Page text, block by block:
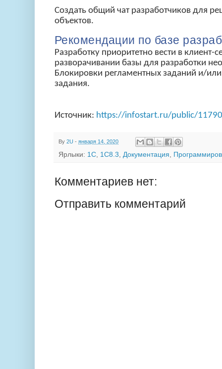
Создать общий чат разработчиков для
объектов.
Рекомендации по базе
Разработку приоритетно вести в клиент-
разворачивании базы для разработки
Блокировки регламентных заданий и/
задания.
Источник: https://infostart.ru/public/
By 2U - января 14, 2020
Ярлыки: 1С, 1C8.3, Документация,
Комментариев нет:
Отправить комментарий